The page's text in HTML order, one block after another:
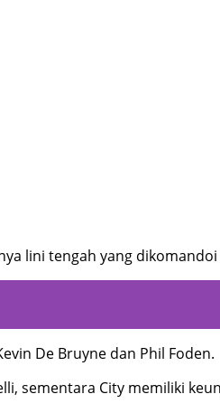
lini tengah yang dikomandoi
De Bruyne dan Phil Foden.
sementara City memiliki